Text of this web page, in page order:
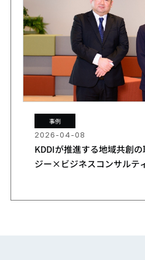
事例
2026-04-08
KDDIが推進する地域共創
ジー×ビジネスコンサルテ